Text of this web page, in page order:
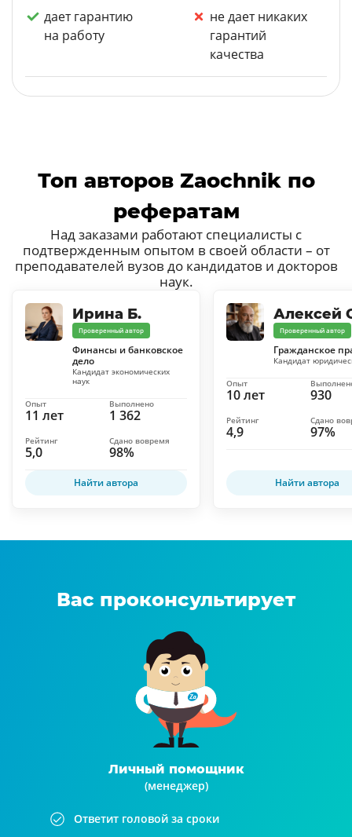
дает гарантию
на работу
не дает никаких
гарантий
качества
Топ авторов Zaochnik по
рефератам
Над заказами работают специалисты с
подтвержденным опытом в своей области – от
преподавателей вузов до кандидатов и докторов
наук.
Ирина Б.
Проверенный автор
Финансы и банковское
дело
Кандидат экономических
наук
11 лет
Опыт
1 362
Выполнено
5,0
Рейтинг
98%
Сдано вовремя
Найти автора
Алексей
Проверенный автор
Гражданское
Кандидат
10 лет
Опыт
930
4,9
Рейтинг
97%
Сдано
Найти автора
Вас проконсультирует
Личный помощник
(менеджер)
Ответит головой за сроки